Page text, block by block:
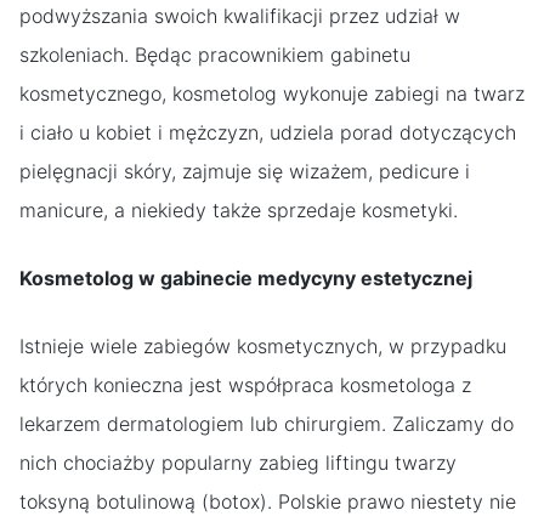
podwyższania swoich kwalifikacji przez udział w
szkoleniach. Będąc pracownikiem gabinetu
kosmetycznego, kosmetolog wykonuje zabiegi na twarz
i ciało u kobiet i mężczyzn, udziela porad dotyczących
pielęgnacji skóry, zajmuje się wizażem, pedicure i
manicure, a niekiedy także sprzedaje kosmetyki.
Kosmetolog w gabinecie medycyny estetycznej
Istnieje wiele zabiegów kosmetycznych, w przypadku
których konieczna jest współpraca kosmetologa z
lekarzem dermatologiem lub chirurgiem. Zaliczamy do
nich chociażby popularny zabieg liftingu twarzy
toksyną botulinową (botox). Polskie prawo niestety nie